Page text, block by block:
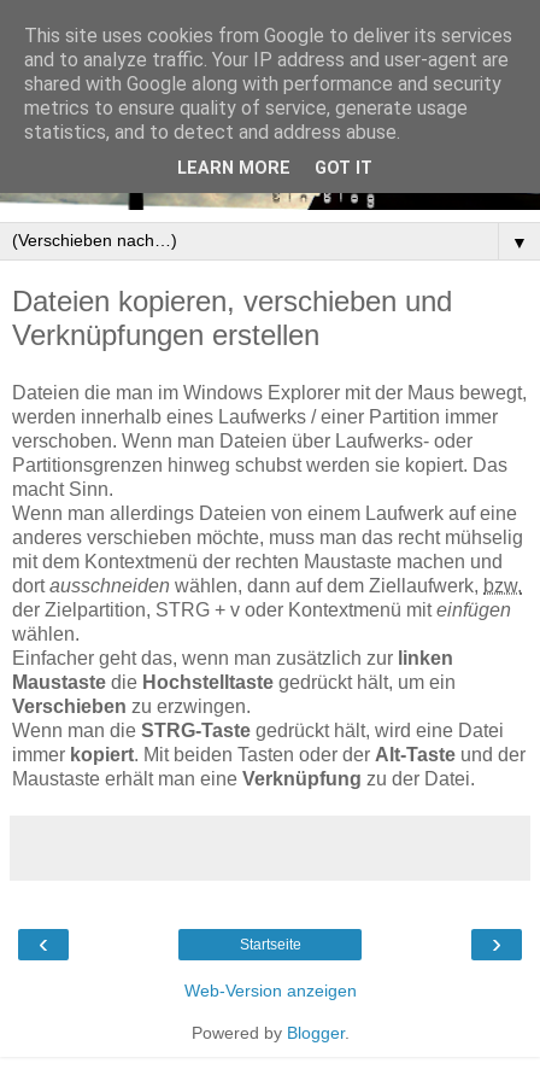
▼
Dateien kopieren, verschieben und
Verknüpfungen erstellen
Dateien die man im Windows Explorer mit der Maus bewegt,
werden innerhalb eines Laufwerks / einer Partition immer
verschoben. Wenn man Dateien über Laufwerks- oder
Partitionsgrenzen hinweg schubst werden sie kopiert. Das
macht Sinn.
Wenn man allerdings Dateien von einem Laufwerk auf eine
anderes verschieben möchte, muss man das recht mühselig
mit dem Kontextmenü der rechten Maustaste machen und
dortausschneiden wählen, dann auf dem Ziellaufwerk, bzw.
der Zielpartition, STRG + v oder Kontextmenü miteinfügen
wählen.
Einfacher geht das, wenn man zusätzlich zur linken
Maustaste die Hochstelltaste gedrückt hält, um ein
Verschieben zu erzwingen.
Wenn man die STRG-Taste gedrückt hält, wird eine Datei
immer kopiert. Mit beiden Tasten oder der Alt-Taste und der
Maustaste erhält man eine Verknüpfung zu der Datei.
‹ ›
Startseite
Web-Version anzeigen
Powered by Blogger.
This site uses cookies from Google to deliver its services
and to analyze traffic. Your IP address and user-agent are
shared with Google along with performance and security
metrics to ensure quality of service, generate usage
statistics, and to detect and address abuse.
LEARN MORE GOT IT